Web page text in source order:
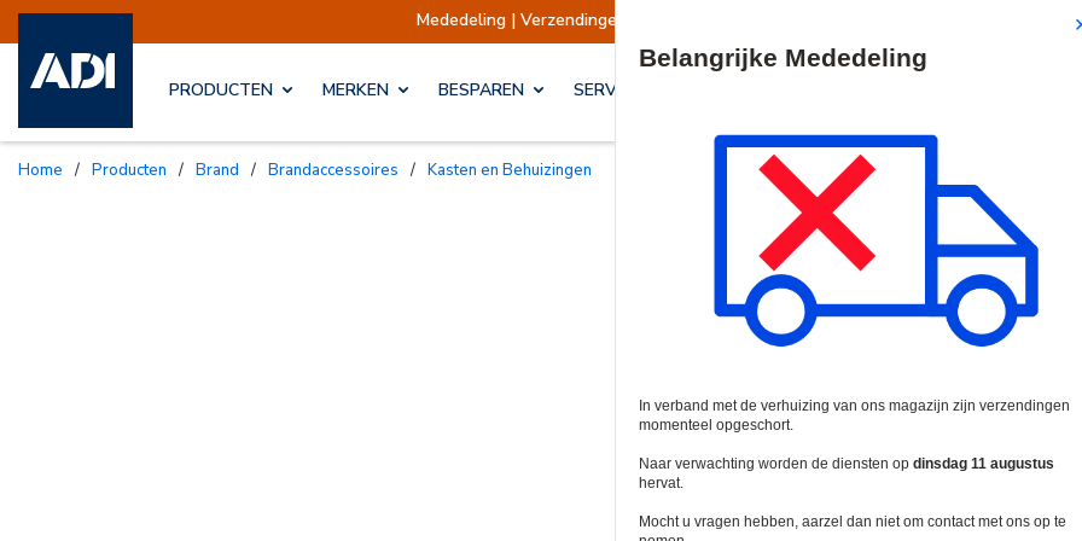
Mededeling | Verzendingen opgeschort Verzendingen worden op dinsdag 11
PRODUCTEN MERKEN BESPAREN SERVICES & OPLOSSINGEN
Home / Producten / Brand / Brandaccessoires / Kasten en Behuizingen